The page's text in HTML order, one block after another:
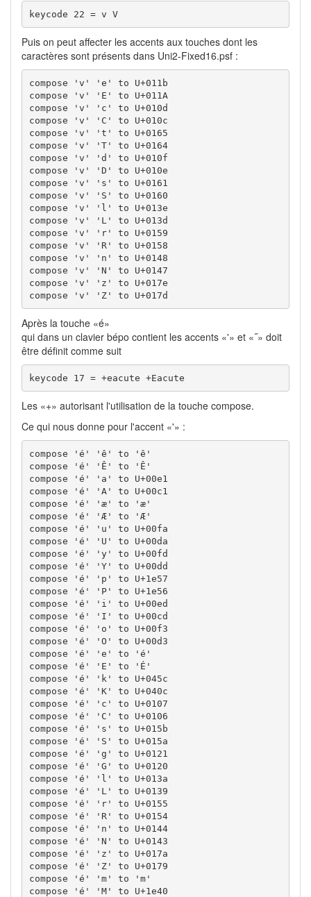
keycode 22 = v V
Puis on peut affecter les accents aux touches dont les
caractères sont présents dans Uni2-Fixed16.psf :
compose 'v' 'e' to U+011b
compose 'v' 'E' to U+011A
compose 'v' 'c' to U+010d
compose 'v' 'C' to U+010c
compose 'v' 't' to U+0165
compose 'v' 'T' to U+0164
compose 'v' 'd' to U+010f
compose 'v' 'D' to U+010e
compose 'v' 's' to U+0161
compose 'v' 'S' to U+0160
compose 'v' 'l' to U+013e
compose 'v' 'L' to U+013d
compose 'v' 'r' to U+0159
compose 'v' 'R' to U+0158
compose 'v' 'n' to U+0148
compose 'v' 'N' to U+0147
compose 'v' 'z' to U+017e
compose 'v' 'Z' to U+017d
Après la touche «é»
qui dans un clavier bépo contient les accents «'» et «˝» doit
être définit comme suit
keycode 17 = +eacute +Eacute
Les «+» autorisant l'utilisation de la touche compose.
Ce qui nous donne pour l'accent «'» :
compose 'é' 'ê' to 'ê'
compose 'é' 'Ê' to 'Ê'
compose 'é' 'a' to U+00e1
compose 'é' 'A' to U+00c1
compose 'é' 'æ' to 'æ'
compose 'é' 'Æ' to 'Æ'
compose 'é' 'u' to U+00fa
compose 'é' 'U' to U+00da
compose 'é' 'y' to U+00fd
compose 'é' 'Y' to U+00dd
compose 'é' 'p' to U+1e57
compose 'é' 'P' to U+1e56
compose 'é' 'i' to U+00ed
compose 'é' 'I' to U+00cd
compose 'é' 'o' to U+00f3
compose 'é' 'O' to U+00d3
compose 'é' 'e' to 'é'
compose 'é' 'E' to 'É'
compose 'é' 'k' to U+045c
compose 'é' 'K' to U+040c
compose 'é' 'c' to U+0107
compose 'é' 'C' to U+0106
compose 'é' 's' to U+015b
compose 'é' 'S' to U+015a
compose 'é' 'g' to U+0121
compose 'é' 'G' to U+0120
compose 'é' 'l' to U+013a
compose 'é' 'L' to U+0139
compose 'é' 'r' to U+0155
compose 'é' 'R' to U+0154
compose 'é' 'n' to U+0144
compose 'é' 'N' to U+0143
compose 'é' 'z' to U+017a
compose 'é' 'Z' to U+0179
compose 'é' 'm' to 'm'
compose 'é' 'M' to U+1e40